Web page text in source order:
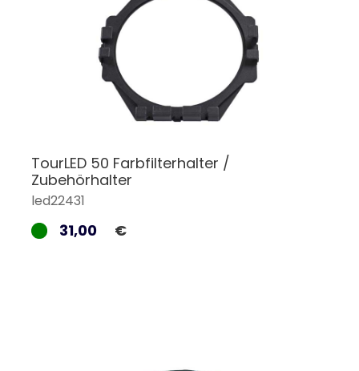
TourLED 50 Farbfilterhalter /
Zubehörhalter
led22431
31,00 €